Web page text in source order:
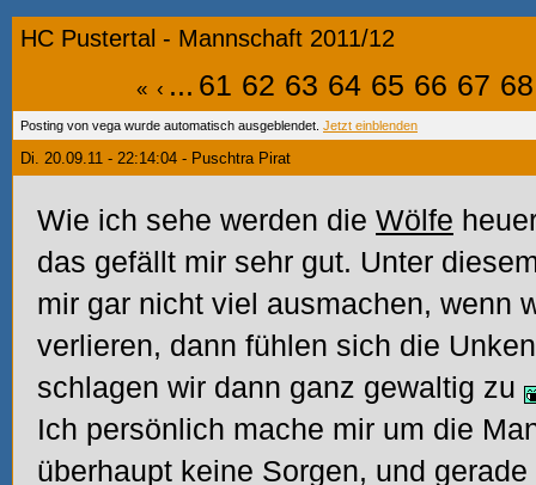
HC Pustertal - Mannschaft 2011/12
« ‹ ... 61 62 63 64 65 66 67 68
Posting von vega wurde automatisch ausgeblendet. Jetzt einblenden
Di. 20.09.11 - 22:14:04 - Puschtra Pirat
Wie ich sehe werden die Wölfe
das gefällt mir sehr gut. Unter
mir gar nicht viel ausmachen, wenn
verlieren, dann fühlen sich die
schlagen wir dann ganz gewaltig zu
Ich persönlich mache mir um die
überhaupt keine Sorgen, und